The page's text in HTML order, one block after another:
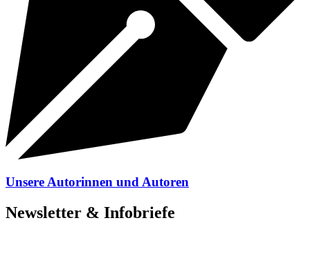
Unsere Autorinnen und Autoren
Newsletter & Infobriefe